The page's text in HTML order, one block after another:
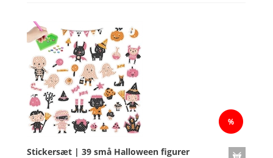
Stickersæt | 39 små Halloween figurer